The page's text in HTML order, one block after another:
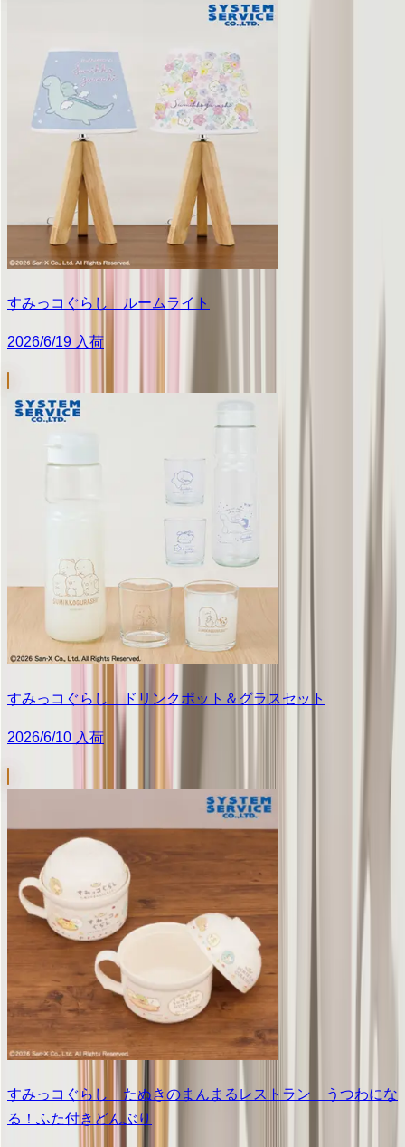
すみっコぐらし ルームライト
2026/6/19 入荷
すみっコぐらし ドリンクポット＆グラスセット
2026/6/10 入荷
すみっコぐらし たぬきのまんまるレストラン うつわにな
る！ふた付きどんぶり